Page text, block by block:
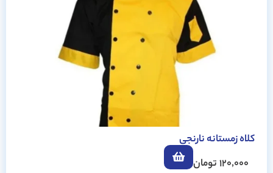
کلاه زمستانه نارنجی
120,000تومان